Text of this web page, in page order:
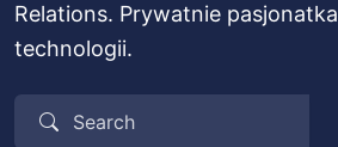
Relations. Prywatnie
technologii.